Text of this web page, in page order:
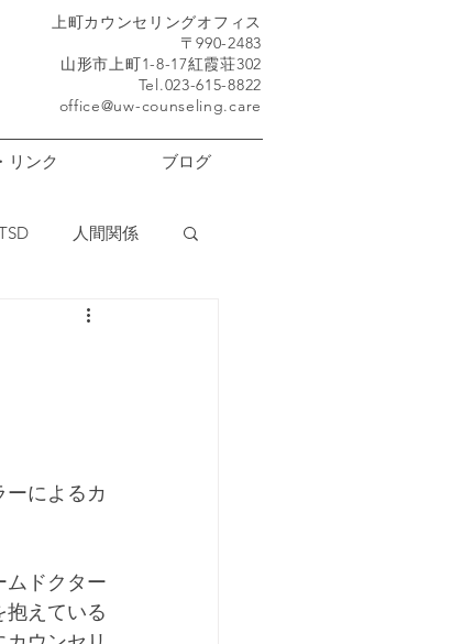
​上町カウンセリングオフィス
〒990-2483
山形市上町1-8-17紅霞荘302
Tel.023-615-8822
office@uw-counseling.care
リンク ブログ
人間関係
によるカ
ムドクター
えている